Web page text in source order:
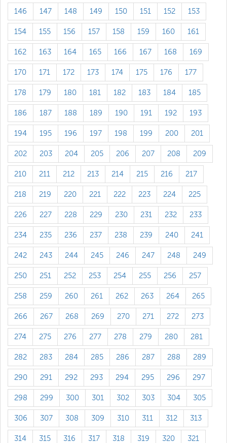
146 147 148 149 150 151 152 153
154 155 156 157 158 159 160 161
162 163 164 165 166 167 168 169
170 171 172 173 174 175 176 177
178 179 180 181 182 183 184 185
186 187 188 189 190 191 192 193
194 195 196 197 198 199 200 201
202 203 204 205 206 207 208 209
210 211 212 213 214 215 216 217
218 219 220 221 222 223 224 225
226 227 228 229 230 231 232 233
234 235 236 237 238 239 240 241
242 243 244 245 246 247 248 249
250 251 252 253 254 255 256 257
258 259 260 261 262 263 264 265
266 267 268 269 270 271 272 273
274 275 276 277 278 279 280 281
282 283 284 285 286 287 288 289
290 291 292 293 294 295 296 297
298 299 300 301 302 303 304 305
306 307 308 309 310 311 312 313
314 315 316 317 318 319 320 321